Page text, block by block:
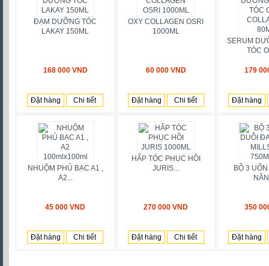
ĐẠM DƯỠNG TÓC
LAKAY 150ML
168 000 VND
Đặt hàng Chi tiết
OXY COLLAGEN OSRI
1000ML
60 000 VND
Đặt hàng Chi tiết
SERUM
TÓC
179
Đặt hàng
NHUỘM PHỦ BẠC A1 ,
A2...
45 000 VND
Đặt hàng Chi tiết
HẤP TÓC PHỤC HỒI
JURIS...
270 000 VND
Đặt hàng Chi tiết
BỘ 3
350
Đặt hàng